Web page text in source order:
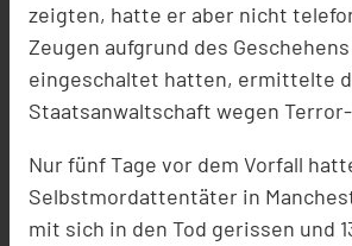
zeigten, hatte er aber nicht
Zeugen aufgrund des
eingeschaltet hatten, ermittelte
Staatsanwaltschaft wegen
Nur fünf Tage vor dem Vorfall
Selbstmordattentäter in
mit sich in den Tod gerissen und